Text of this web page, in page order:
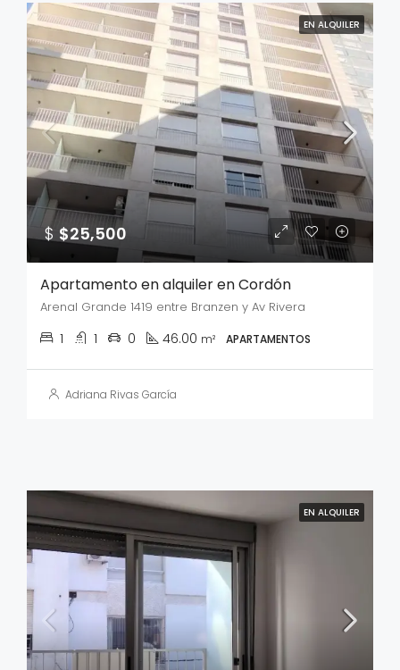
EN ALQUILER
$ $25,500
Apartamento en alquiler en Cordón
Arenal Grande 1419 entre Branzen y Av Rivera
1 1 0 46.00 m² APARTAMENTOS
Adriana Rivas García
EN ALQUILER